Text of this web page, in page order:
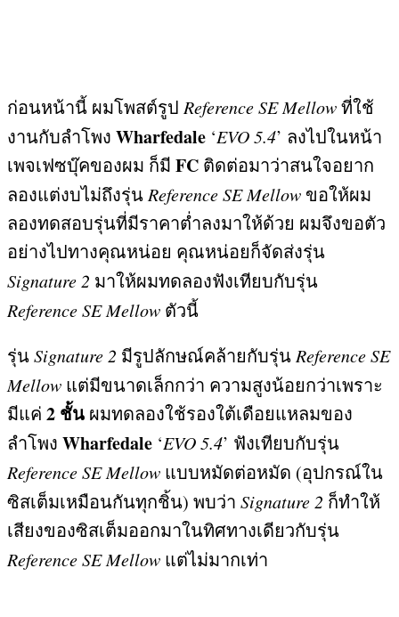
ก่อนหน้านี้ ผมโพสต์รูป Reference SE Mellowที่ใช้
งานกับลำโพง Wharfedale ‘EVO 5.4’ ลงไปในหน้า
เพจเฟซบุ๊คของผม ก็มี FC ติดต่อมาว่าสนใจอยาก
ลองแต่งบไม่ถึงรุ่น Reference SE Mellow ขอให้ผม
ลองทดสอบรุ่นที่มีราคาต่ำลงมาให้ด้วย ผมจึงขอตัว
อย่างไปทางคุณหน่อย คุณหน่อยก็จัดส่งรุ่น
Signature 2 มาให้ผมทดลองฟังเทียบกับรุ่น
Reference SE Mellow ตัวนี้
รุ่นSignature 2 มีรูปลักษณ์คล้ายกับรุ่น Reference SE
Mellow แต่มีขนาดเล็กกว่า ความสูงน้อยกว่าเพราะ
มีแค่ 2 ชั้น ผมทดลองใช้รองใต้เดือยแหลมของ
ลำโพง Wharfedale ‘EVO 5.4’ ฟังเทียบกับรุ่น
Reference SE Mellow แบบหมัดต่อหมัด (อุปกรณ์ใน
ซิสเต็มเหมือนกันทุกชิ้น) พบว่า Signature 2 ก็ทำให้
เสียงของซิสเต็มออกมาในทิศทางเดียวกับรุ่น
Reference SE Mellow แต่ไม่มากเท่า